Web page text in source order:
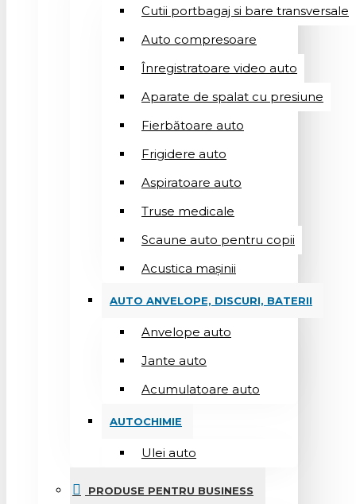
Cutii portbagaj si bare transversale
Auto compresoare
Înregistratoare video auto
Aparate de spalat cu presiune
Fierbătoare auto
Frigidere auto
Aspiratoare auto
Truse medicale
Scaune auto pentru copii
Acustica mașinii
AUTO ANVELOPE, DISCURI, BATERII
Anvelope auto
Jante auto
Acumulatoare auto
AUTOCHIMIE
Ulei auto
PRODUSE PENTRU BUSINESS